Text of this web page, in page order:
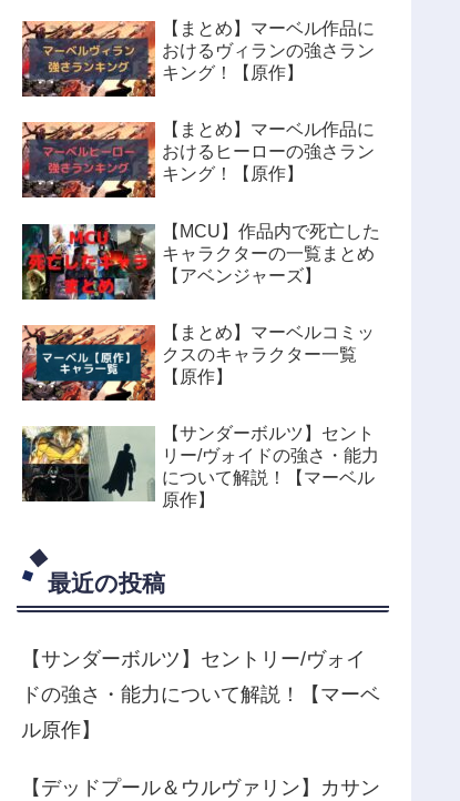
【まとめ】マーベル作品に
おけるヴィランの強さラン
キング！【原作】
【まとめ】マーベル作品に
おけるヒーローの強さラン
キング！【原作】
【MCU】作品内で死亡した
キャラクターの一覧まとめ
【アベンジャーズ】
【まとめ】マーベルコミッ
クスのキャラクター一覧
【原作】
【サンダーボルツ】セント
リー/ヴォイドの強さ・能力
について解説！【マーベル
原作】
最近の投稿
【サンダーボルツ】セントリー/ヴォイ
ドの強さ・能力について解説！【マーベ
ル原作】
【デッドプール＆ウルヴァリン】カサン